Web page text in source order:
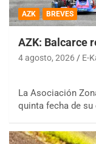
AZK BREVES
AZK: Balcarce
4 agosto, 2026 E-
La Asociación
quinta fecha de